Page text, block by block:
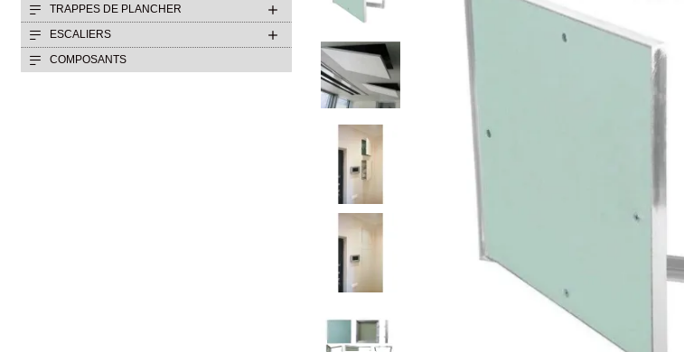
TRAPPES DE PLANCHER
ESCALIERS
COMPOSANTS